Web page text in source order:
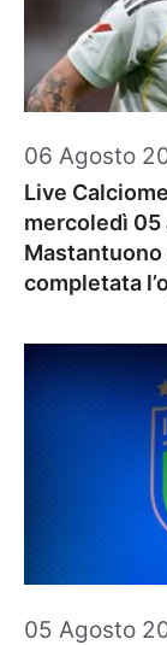
06 Agosto
Live
mercoledì
Mastantuono
completata
05 Agosto